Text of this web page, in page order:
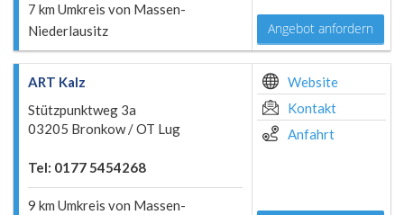
7 km Umkreis von Massen-
Niederlausitz
Angebot anfordern
ART Kalz
Stützpunktweg 3a
03205 Bronkow / OT Lug
Tel: 0177 5454268
9 km Umkreis von Massen-
Website
Kontakt
Anfahrt